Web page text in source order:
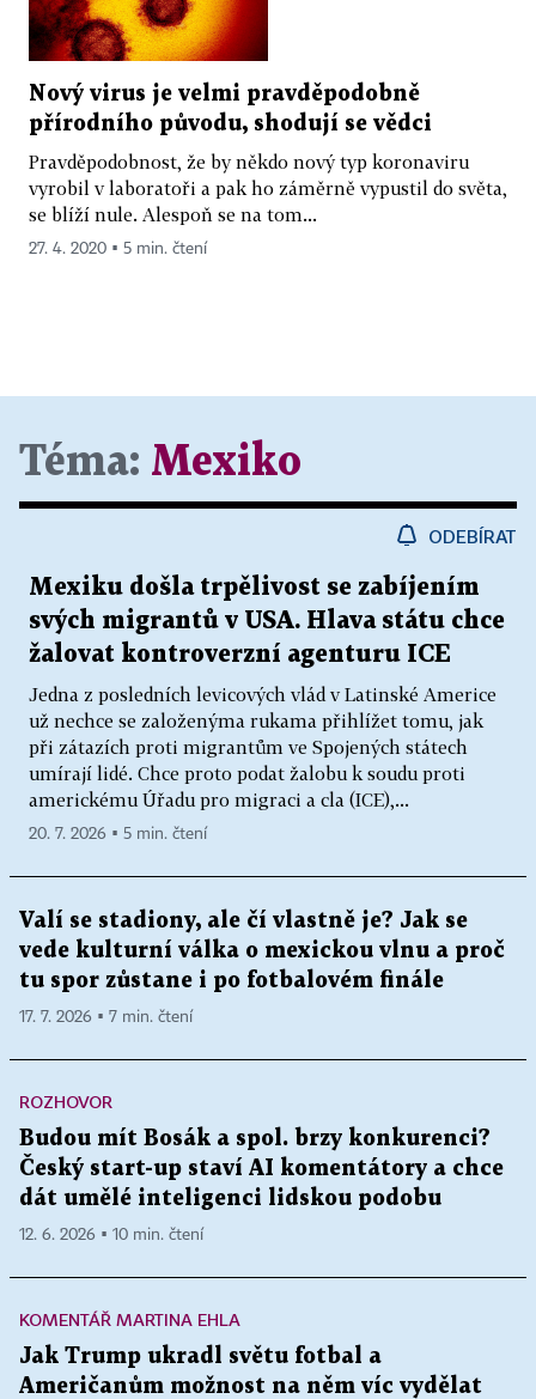
Nový virus je velmi pravděpodobně
přírodního původu, shodují se vědci
Pravděpodobnost, že by někdo nový typ koronaviru
vyrobil v laboratoři a pak ho záměrně vypustil do světa,
se blíží nule. Alespoň se na tom...
27. 4. 2020 ▪ 5 min. čtení
Téma: Mexiko
ODEBÍRAT
Mexiku došla trpělivost se zabíjením
svých migrantů v USA. Hlava státu chce
žalovat kontroverzní agenturu ICE
Jedna z posledních levicových vlád v Latinské Americe
už nechce se založenýma rukama přihlížet tomu, jak
při zátazích proti migrantům ve Spojených státech
umírají lidé. Chce proto podat žalobu k soudu proti
americkému Úřadu pro migraci a cla (ICE),...
20. 7. 2026 ▪ 5 min. čtení
Valí se stadiony, ale čí vlastně je? Jak se
vede kulturní válka o mexickou vlnu a proč
tu spor zůstane i po fotbalovém finále
17. 7. 2026 ▪ 7 min. čtení
ROZHOVOR
Budou mít Bosák a spol. brzy konkurenci?
Český start-up staví AI komentátory a chce
dát umělé inteligenci lidskou podobu
12. 6. 2026 ▪ 10 min. čtení
KOMENTÁŘ MARTINA EHLA
Jak Trump ukradl světu fotbal a
Američanům možnost na něm víc vydělat